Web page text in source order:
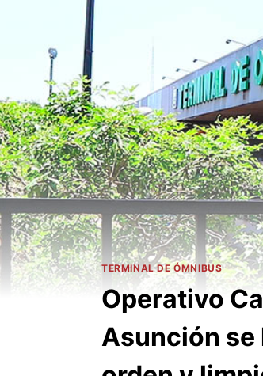
TERMINAL DE ÓMNIBUS
Operativo
Asunción se